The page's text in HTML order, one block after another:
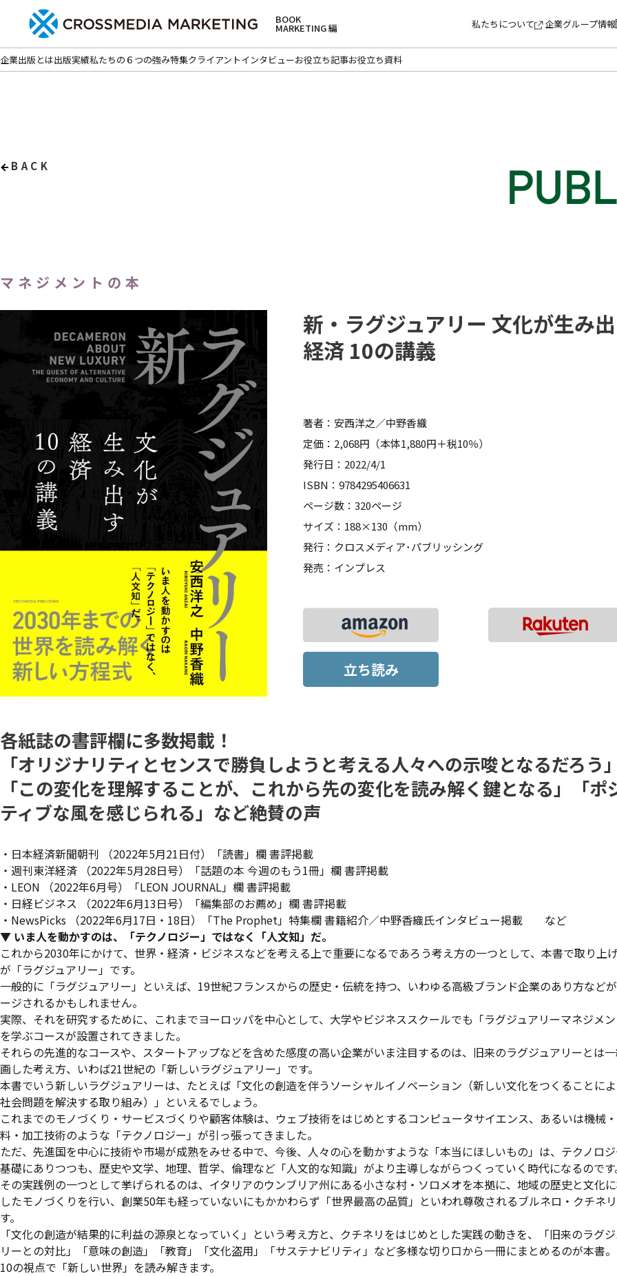
BOOK
MARKETING 編 私たちについて 企業グループ情報
企業出版とは出版実績私たちの６つの強み特集クライアントインタビューお役立ち記事お役立ち資料
BACK
マネジメントの本
新・ラグジュアリー 文化が生み
経済 10の講義
著者：安西洋之／中野香織
定価：2,068円（本体1,880円＋税10％）
発行日：2022/4/1
ISBN：9784295406631
ページ数：320ページ
サイズ：188×130（mm）
発行：クロスメディア･パブリッシング
発売：インプレス
立ち読み
各紙誌の書評欄に多数掲載！
「オリジナリティとセンスで勝負しようと考える人々への示唆となるだろう
「この変化を理解することが、これから先の変化を読み解く鍵となる」「ポ
ティブな風を感じられる」など絶賛の声
・日本経済新聞朝刊 （2022年5月21日付）「読書」欄 書評掲載
・週刊東洋経済 （2022年5月28日号）「話題の本 今週のもう1冊」欄 書評掲載
・LEON （2022年6月号）「LEON JOURNAL」欄 書評掲載
・日経ビジネス （2022年6月13日号）「編集部のお薦め」欄 書評掲載
・NewsPicks （2022年6月17日・18日）「The Prophet」特集欄 書籍紹介／中野香織氏インタビュー掲載 など
▼ いま人を動かすのは、「テクノロジー」ではなく「人文知」だ。
これから2030年にかけて、世界・経済・ビジネスなどを考える上で重要になるであろう考え方の一つとして、本書で取り上
が「ラグジュアリー」です。
一般的に「ラグジュアリー」といえば、19世紀フランスからの歴史・伝統を持つ、いわゆる高級ブランド企業のあり方など
ージされるかもしれません。
実際、それを研究するために、これまでヨーロッパを中心として、大学やビジネススクールでも「ラグジュアリーマネジメ
を学ぶコースが設置されてきました。
それらの先進的なコースや、スタートアップなどを含めた感度の高い企業がいま注目するのは、旧来のラグジュアリーとは
画した考え方、いわば21世紀の「新しいラグジュアリー」です。
本書でいう新しいラグジュアリーは、たとえば「文化の創造を伴うソーシャルイノベーション（新しい文化をつくることに
社会問題を解決する取り組み）」といえるでしょう。
これまでのモノづくり・サービスづくりや顧客体験は、ウェブ技術をはじめとするコンピュータサイエンス、あるいは機械
料・加工技術のような「テクノロジー」が引っ張ってきました。
ただ、先進国を中心に技術や市場が成熟をみせる中で、今後、人々の心を動かすような「本当にほしいもの」は、テクノロ
基礎にありつつも、歴史や文学、地理、哲学、倫理など「人文的な知識」がより主導しながらつくっていく時代になるので
その実践例の一つとして挙げられるのは、イタリアのウンブリア州にある小さな村・ソロメオを本拠に、地域の歴史と文化
したモノづくりを行い、創業50年も経っていないにもかかわらず「世界最高の品質」といわれ尊敬されるブルネロ・クチネ
す。
「文化の創造が結果的に利益の源泉となっていく」という考え方と、クチネリをはじめとした実践の動きを、「旧来のラグ
リーとの対比」「意味の創造」「教育」「文化盗用」「サステナビリティ」など多様な切り口から一冊にまとめるのが本書。
10の視点で「新しい世界」を読み解きます。